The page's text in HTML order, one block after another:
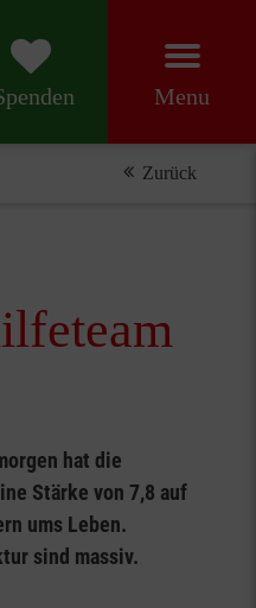
Menu
Zurück
hat die
Stärke von 7,8 auf
ums Leben.
sind massiv.